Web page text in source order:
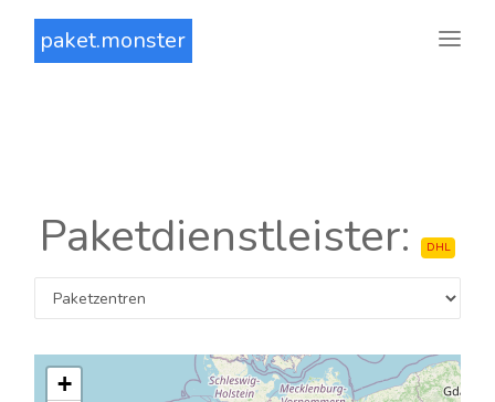
paket.monster
Paketdienstleister: DHL
+